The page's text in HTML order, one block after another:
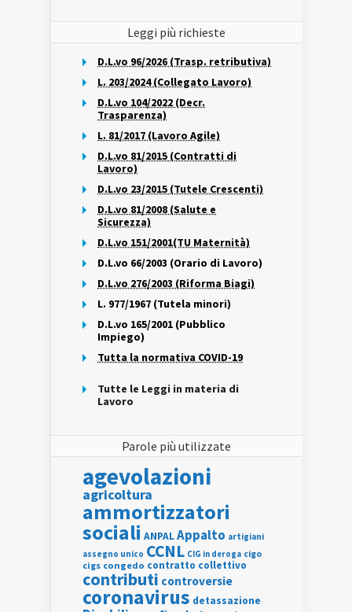
Leggi più richieste
D.L.vo 96/2026 (Trasp. retributiva)
L. 203/2024 (Collegato Lavoro)
D.L.vo 104/2022 (Decr.
Trasparenza)
L. 81/2017 (Lavoro Agile)
D.L.vo 81/2015 (Contratti di
Lavoro)
D.L.vo 23/2015 (Tutele Crescenti)
D.L.vo 81/2008 (Salute e
Sicurezza)
D.L.vo 151/2001(TU Maternità)
D.L.vo 66/2003 (Orario di Lavoro)
D.L.vo 276/2003 (Riforma Biagi)
L. 977/1967 (Tutela minori)
D.L.vo 165/2001 (Pubblico
Impiego)
Tutta la normativa COVID-19
Tutte le Leggi in materia di
Lavoro
Parole più utilizzate
agevolazioni
agricoltura
ammortizzatori
sociali ANPALAppalto artigiani
assegno unico CCNL CIG in deroga cigo
cigs congedo contratto collettivo
contributi controversie
coronavirus detassazione